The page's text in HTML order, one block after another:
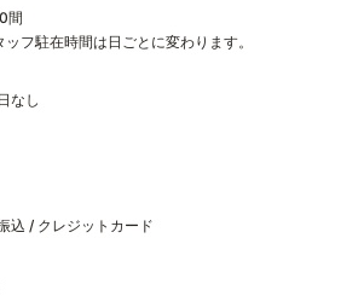
間
ッフ駐在時間は日ごとに変わります。
なし
込 / クレジットカード